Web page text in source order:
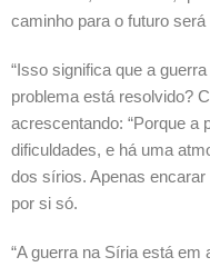
caminho para o futuro será
“Isso significa que a
problema está resolvido?
acrescentando: “Porque a
dificuldades, e há uma
dos sírios. Apenas
por si só.
“A guerra na Síria está